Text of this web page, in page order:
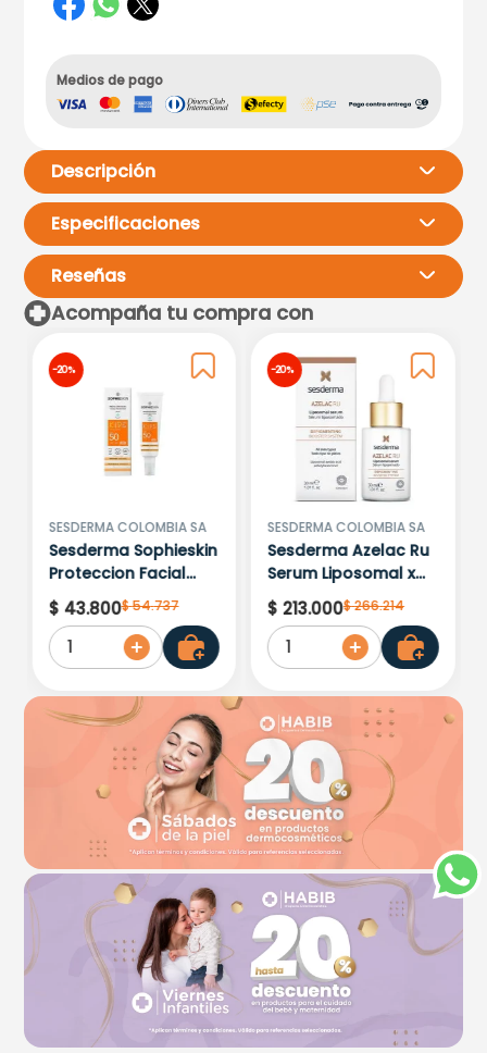
Medios de pago
Descripción
Especificaciones
Reseñas
Por favor, inicia sesión para
escribir un comentario.
Más reciente
No hay comentarios.
Acompaña tu compra con
-20 %
SESDERMA COLOMBIA SA
Sesderma Sophieskin
Proteccion Facial
Kids Hypoallergenic
Spf 500 Moisturising
$ 43.800$54.737
1
-20 %
SESDERMA COLOMBIA SA
Sesderma Azelac Ru
Serum Liposomal x
30ml
$ 213.000$266.214
1